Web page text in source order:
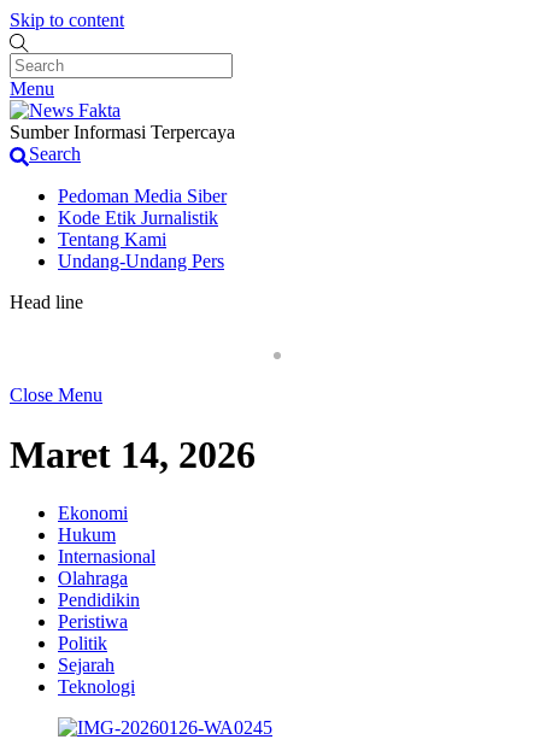
Skip to content
Menu
Sumber Informasi Terpercaya
Search
Pedoman Media Siber
Kode Etik Jurnalistik
Tentang Kami
Undang-Undang Pers
Head line
Penjual Obat Keras di Terminal Laladon Kembali
Close Menu
Maret 14, 2026
Ekonomi
Hukum
Internasional
Olahraga
Pendidikin
Peristiwa
Politik
Sejarah
Teknologi